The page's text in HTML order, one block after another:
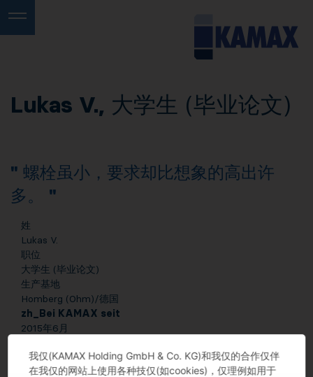
Lukas V., 大学生 (毕业论文)
螺栓虽小，要求却比想象的高出许
多。
姓
Lukas V.
职位
大学生 (毕业论文)
生产基地
Homberg (Ohm)/德国
zh_Bei KAMAX seit
2015年6月
我仅(KAMAX Holding GmbH & Co. KG)和我仅的合作仅伴
在我仅的网站上使用各种技仅(如cookies)，仅理例如用于